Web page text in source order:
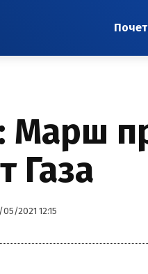
Марш
Газа
05/2021 12:15